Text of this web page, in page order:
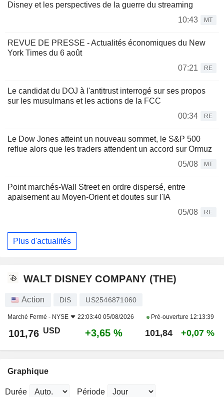
Disney et les perspectives de la guerre du streaming
10:43
MT
REVUE DE PRESSE - Actualités économiques du New
York Times du 6 août
07:21
RE
Le candidat du DOJ à l'antitrust interrogé sur ses propos
sur les musulmans et les actions de la FCC
00:34
RE
Le Dow Jones atteint un nouveau sommet, le S&P 500
reflue alors que les traders attendent un accord sur Ormuz
05/08
MT
Point marchés-Wall Street en ordre dispersé, entre
apaisement au Moyen-Orient et doutes sur l'IA
05/08
RE
Plus d'actualités
WALT DISNEY COMPANY (THE)
Action DIS US2546871060
Marché Fermé - NYSE 22:03:40 05/08/2026 Pré-ouverture 12:13:39
101,76 USD +3,65 % 101,84 +0,07 %
Graphique
Durée Période